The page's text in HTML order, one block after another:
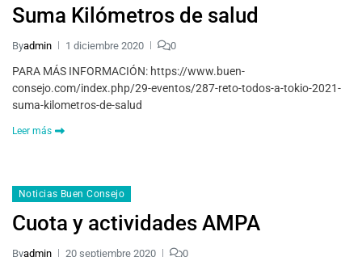
Suma Kilómetros de salud
Byadmin 1 diciembre 2020 0
PARA MÁS INFORMACIÓN: https://www.buen-
consejo.com/index.php/29-eventos/287-reto-todos-a-tokio-2021-
suma-kilometros-de-salud
Leer más
Noticias Buen Consejo
Cuota y actividades AMPA
Byadmin 20 septiembre 2020 0